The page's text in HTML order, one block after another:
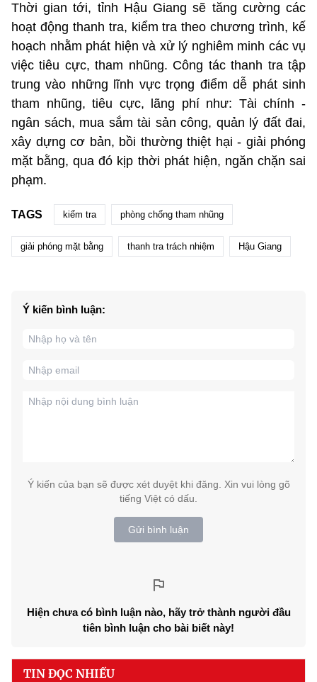
Thời gian tới, tỉnh Hậu Giang sẽ tăng cường các
hoạt động thanh tra, kiểm tra theo chương trình, kế
hoạch nhằm phát hiện và xử lý nghiêm minh các vụ
việc tiêu cực, tham nhũng. Công tác thanh tra tập
trung vào những lĩnh vực trọng điểm dễ phát sinh
tham nhũng, tiêu cực, lãng phí như: Tài chính -
ngân sách, mua sắm tài sản công, quản lý đất đai,
xây dựng cơ bản, bồi thường thiệt hại - giải phóng
mặt bằng, qua đó kịp thời phát hiện, ngăn chặn sai
phạm.
TAGS kiểm tra phòng chống tham nhũng
giải phóng mặt bằng thanh tra trách nhiệm Hậu Giang
Ý kiến bình luận:
Ý kiến của bạn sẽ được xét duyệt khi đăng. Xin vui lòng gõ
tiếng Việt có dấu.
Gửi bình luận
Hiện chưa có bình luận nào, hãy trở thành người đầu
tiên bình luận cho bài biết này!
TIN ĐỌC NHIỀU